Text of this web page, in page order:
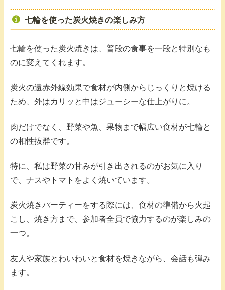
七輪を使った炭火焼きの楽しみ方
七輪を使った炭火焼きは、普段の食事を一段と特別なも
のに変えてくれます。
炭火の遠赤外線効果で食材が内側からじっくりと焼ける
ため、外はカリッと中はジューシーな仕上がりに。
肉だけでなく、野菜や魚、果物まで幅広い食材が七輪と
の相性抜群です。
特に、私は野菜の甘みが引き出されるのがお気に入り
で、ナスやトマトをよく焼いています。
炭火焼きパーティーをする際には、食材の準備から火起
こし、焼き方まで、参加者全員で協力するのが楽しみの
一つ。
友人や家族とわいわいと食材を焼きながら、会話も弾み
ます。